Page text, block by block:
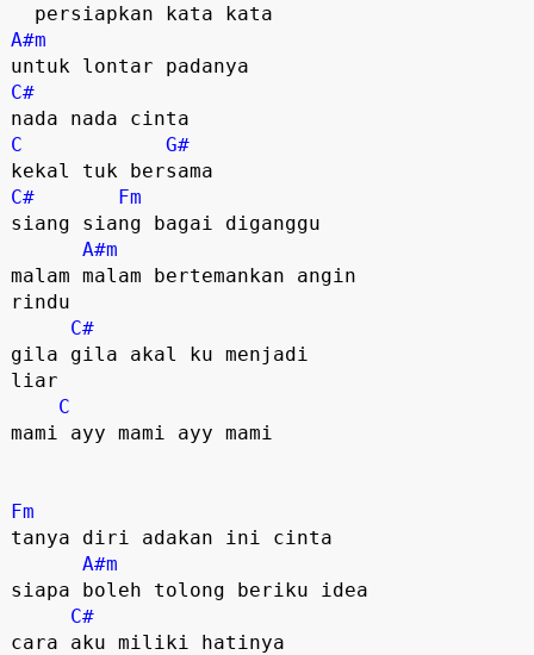
A#m
C#
C
G#
C#
Fm
siang siang bagai diganggu
A#m
malam malam bertemankan angin
rindu
C#
gila gila akal ku menjadi
liar
C
mami ayy mami ayy mami
Fm
tanya diri adakan ini cinta
A#m
siapa boleh tolong beriku idea
C#
cara aku miliki hatinya